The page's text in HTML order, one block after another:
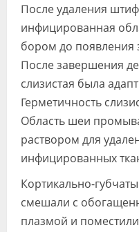
После удаления
инфицированная
бором до появления
После завершения
слизистая была
Герметичность
Область шеи
раствором для
инфицированных
Кортикально-
смешали с
плазмой и